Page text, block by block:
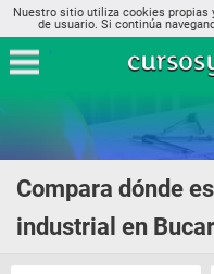
Nuestro sitio utiliza cookies propias
de usuario. Si continúa
Compara dónde
industrial en